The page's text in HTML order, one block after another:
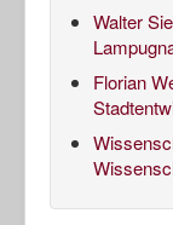
Walter
Florian